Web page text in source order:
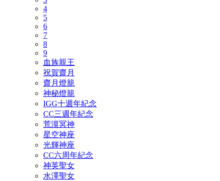
4
5
6
7
8
9
血族親王
祝賀齋月
齋月燈籠
神秘燈籠
IGG十週年紀念
CC三週年紀念
荒漠冥神
星空神座
光輝神座
CC六周年紀念
神英聖女
水澤聖女